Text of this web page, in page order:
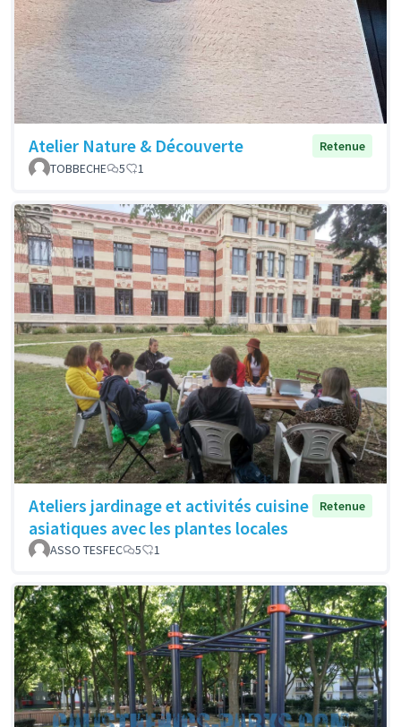
Atelier Nature & Découverte
Retenue
TOBBECHE
5 1
Ateliers jardinage et activités cuisine
asiatiques avec les plantes locales
Retenue
ASSO TESFEC 5 1